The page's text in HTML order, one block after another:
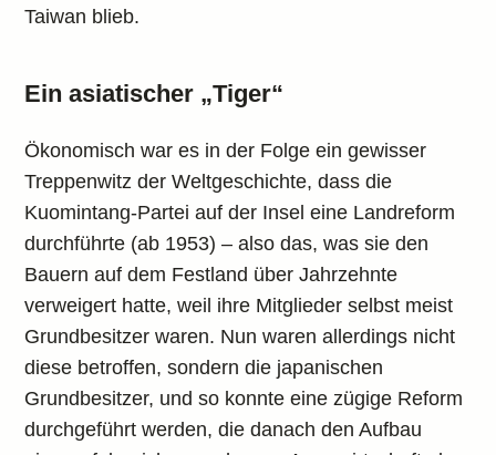
Taiwan blieb.
Ein asiatischer „Tiger“
Ökonomisch war es in der Folge ein gewisser
Treppenwitz der Weltgeschichte, dass die
Kuomintang-Partei auf der Insel eine Landreform
durchführte (ab 1953) – also das, was sie den
Bauern auf dem Festland über Jahrzehnte
verweigert hatte, weil ihre Mitglieder selbst meist
Grundbesitzer waren. Nun waren allerdings nicht
diese betroffen, sondern die japanischen
Grundbesitzer, und so konnte eine zügige Reform
durchgeführt werden, die danach den Aufbau